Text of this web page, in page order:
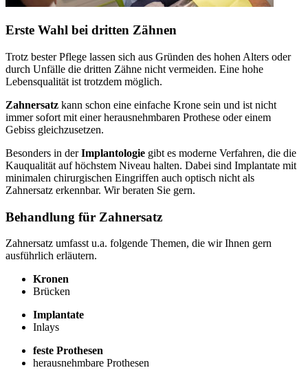
Erste Wahl bei dritten Zähnen
Trotz bester Pflege lassen sich aus Gründen des hohen Alters oder
durch Unfälle die dritten Zähne nicht vermeiden. Eine hohe
Lebensqualität ist trotzdem möglich.
Zahnersatz kann schon eine einfache Krone sein und ist nicht
immer sofort mit einer herausnehmbaren Prothese oder einem
Gebiss gleichzusetzen.
Besonders in derImplantologie gibt es moderne Verfahren, die die
Kauqualität auf höchstem Niveau halten. Dabei sind Implantate mit
minimalen chirurgischen Eingriffen auch optisch nicht als
Zahnersatz erkennbar. Wir beraten Sie gern.
Behandlung für Zahnersatz
Zahnersatz umfasst u.a. folgende Themen, die wir Ihnen gern
ausführlich erläutern.
Kronen
Brücken
Implantate
Inlays
feste Prothesen
herausnehmbare Prothesen